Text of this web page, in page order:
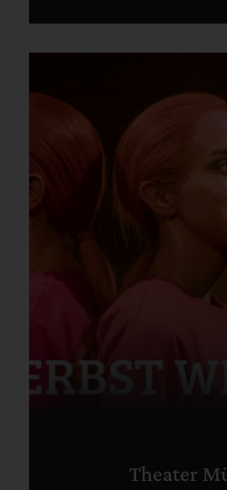
Theater